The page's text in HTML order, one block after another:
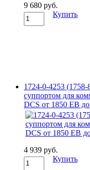
9 680 руб.
Купить
1724-0-4253 (1758-
суппортом для
DCS от 1850 EB
4 939 руб.
Купить